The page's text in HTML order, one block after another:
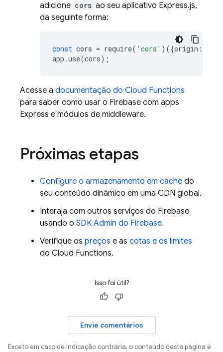
adicione cors ao seu aplicativo Express.js,
da seguinte forma:
const cors = require( 'cors' )({origin :
app .use(cors);
Acesse a documentação do Cloud Functions
para saber como usar o Firebase com apps
Express e módulos de middleware.
Próximas etapas
Configure o armazenamento em cache do
seu conteúdo dinâmico em uma CDN global.
Interaja com outros serviços do Firebase
usando o SDK Admin do Firebase.
Verifique os preços e as cotas e os limites
do Cloud Functions.
Isso foi útil?
Envie comentários
Exceto em caso de indicação contrária, o conteúdo desta página é